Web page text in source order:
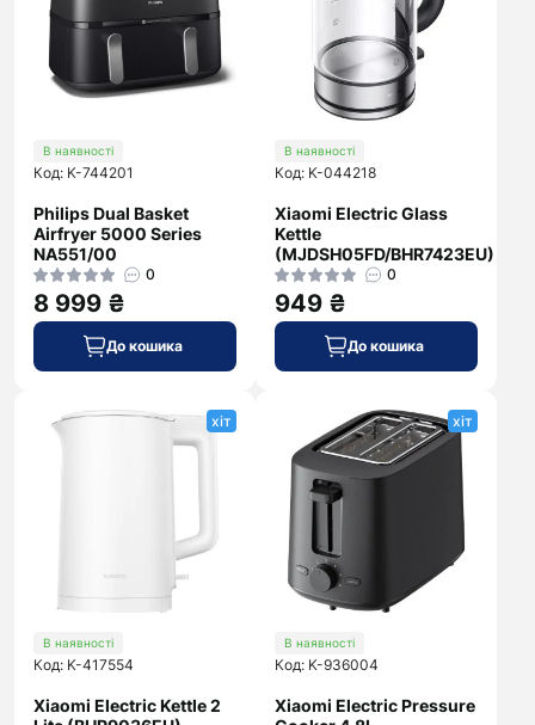
В наявності
Код: K-744201
Philips Dual Basket
Airfryer 5000 Series
NA551/00
0
8 999 ₴
До кошика
В наявності
Код: K-044218
Xiaomi Electric Glass
Kettle
(MJDSH05FD/BHR7423EU)
0
949 ₴
До кошика
хіт
В наявності
Код: K-417554
Xiaomi Electric Kettle 2
хіт
В наявності
Код: K-936004
Xiaomi Electric Pressure